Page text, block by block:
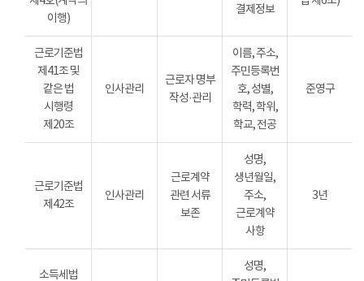
이행)
결제정보
근로기준법
제41조 및
같은 법
시행령
제20조
인사관리
근로자 명부
작성·관리
이름, 주소,
주민등록번
호, 성별,
학력, 학위,
학교, 전공
준영구
근로기준법
제42조
인사관리
근로계약
관련 서류
보존
성명,
생년월일,
주소,
근로계약
사항
3년
소득세법
성명,